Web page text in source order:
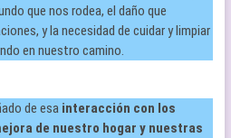
que nos rodea, el daño que
y la necesidad de cuidar y limpiar
en nuestro camino.
de esa interacción con los
de nuestro hogar y nuestras